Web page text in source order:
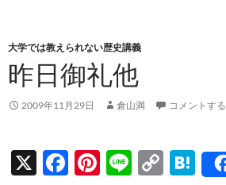
大学では教えられない歴史講義
昨日御礼他
2009年11月29日 倉山満 コメントする
X
F
Pi Li
C
H